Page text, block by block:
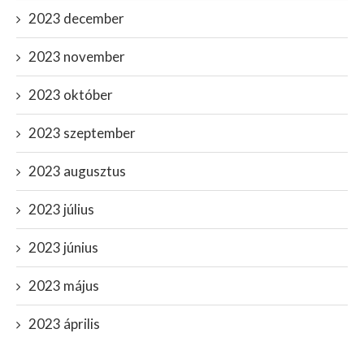
2023 december
2023 november
2023 október
2023 szeptember
2023 augusztus
2023 július
2023 június
2023 május
2023 április